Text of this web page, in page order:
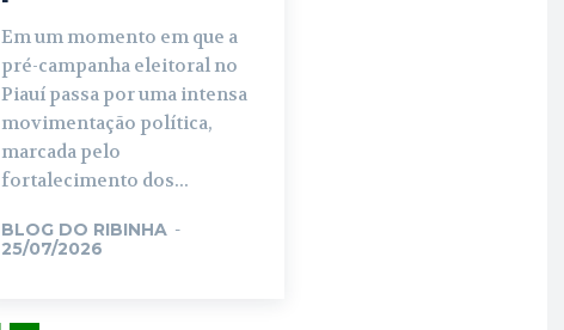
Em um momento em que a
pré-campanha eleitoral no
Piauí passa por uma intensa
movimentação política,
marcada pelo
fortalecimento dos...
BLOG DO RIBINHA -
25/07/2026